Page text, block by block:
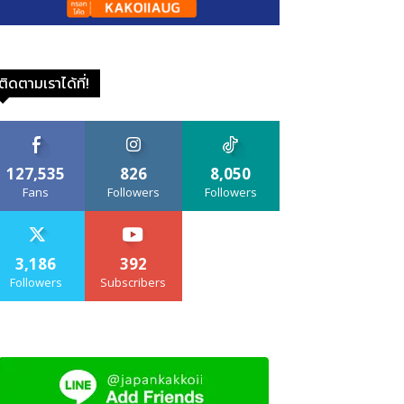
ดตามเราได้ที่!
127,535
Fans
826
Followers
8,050
Followers
3,186
Followers
392
Subscribers